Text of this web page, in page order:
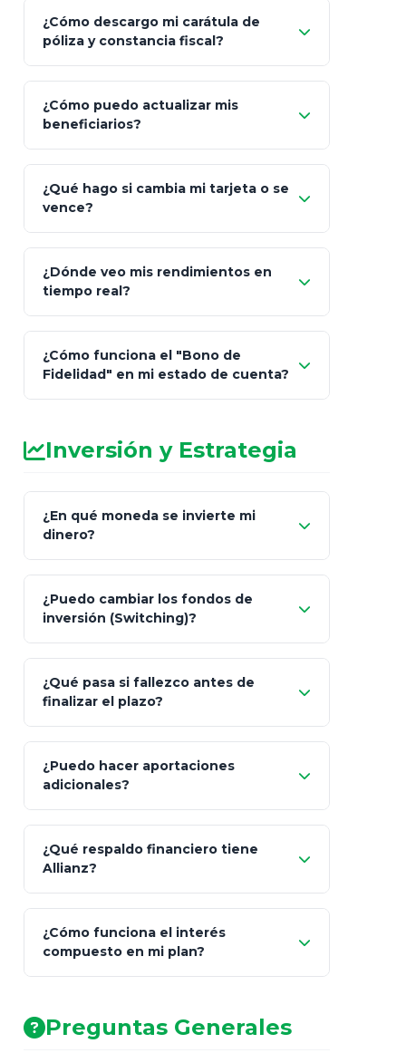
¿Cómo descargo mi carátula de
póliza y constancia fiscal?
"Mis Pólizas" > "Documentos"
¿Cómo puedo actualizar mis
beneficiarios?
¿Qué hago si cambia mi tarjeta o se
vence?
"Link
de Cobro Seguro"
¿Dónde veo mis rendimientos en
tiempo real?
¿Cómo funciona el "Bono de
Fidelidad" en mi estado de cuenta?
Inversión y Estrategia
¿En qué moneda se invierte mi
dinero?
inflación), Dólares o Euros
¿Puedo cambiar los fondos de
inversión (Switching)?
"Switching" (cambio de fondos)
¿Qué pasa si fallezco antes de
finalizar el plazo?
100% a tus
beneficiarios designados
¿Puedo hacer aportaciones
adicionales?
¿Qué respaldo financiero tiene
Allianz?
AA (Muy Fuerte)
¿Cómo funciona el interés
compuesto en mi plan?
Preguntas Generales